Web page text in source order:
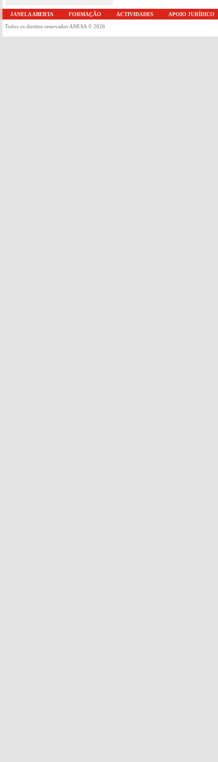
JANELA ABERTA FORMAÇÃO ACTIVIDADES APOIO JURÍDICO
Todos os direitos reservados ANESA © 2026